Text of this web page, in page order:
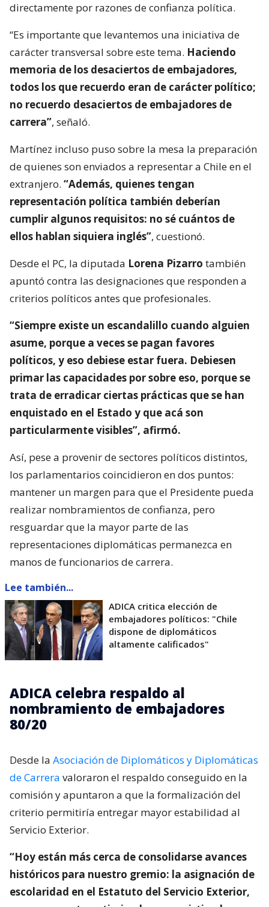
directamente por razones de confianza política.
“Es importante que levantemos una iniciativa de
carácter transversal sobre este tema. Haciendo
memoria de los desaciertos de embajadores,
todos los que recuerdo eran de carácter político;
no recuerdo desaciertos de embajadores de
carrera”, señaló.
Martínez incluso puso sobre la mesa la preparación
de quienes son enviados a representar a Chile en el
extranjero. “Además, quienes tengan
representación política también deberían
cumplir algunos requisitos: no sé cuántos de
ellos hablan siquiera inglés”, cuestionó.
Desde el PC, la diputada Lorena Pizarro también
apuntó contra las designaciones que responden a
criterios políticos antes que profesionales.
“Siempre existe un escandalillo cuando alguien
asume, porque a veces se pagan favores
políticos, y eso debiese estar fuera. Debiesen
primar las capacidades por sobre eso, porque se
trata de erradicar ciertas prácticas que se han
enquistado en el Estado y que acá son
particularmente visibles”, afirmó.
Así, pese a provenir de sectores políticos distintos,
los parlamentarios coincidieron en dos puntos:
mantener un margen para que el Presidente pueda
realizar nombramientos de confianza, pero
resguardar que la mayor parte de las
representaciones diplomáticas permanezca en
manos de funcionarios de carrera.
Lee también...
ADICA critica elección de
embajadores políticos: "Chile
dispone de diplomáticos
altamente calificados"
ADICA celebra respaldo al
nombramiento de embajadores
80/20
Desde la Asociación de Diplomáticos y Diplomáticas
de Carrera valoraron el respaldo conseguido en la
comisión y apuntaron a que la formalización del
criterio permitiría entregar mayor estabilidad al
Servicio Exterior.
“Hoy están más cerca de consolidarse avances
históricos para nuestro gremio: la asignación de
escolaridad en el Estatuto del Servicio Exterior,